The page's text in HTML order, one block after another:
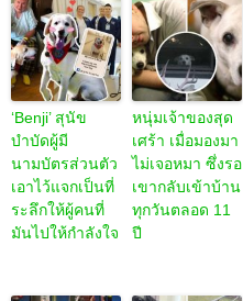
‘Benji’ สุนัข
บำบัดผู้มี
นามบัตรส่วนตัว
เอาไว้แจกเป็นที่
ระลึกให้ผู้คนที่
มันไปให้กำลังใจ
หนุ่มเจ้าของสุด
เศร้า เมื่อมองมา
ไม่เจอหมา ซึ่งรอ
เขากลับเข้าบ้าน
ทุกวันตลอด 11
ปี